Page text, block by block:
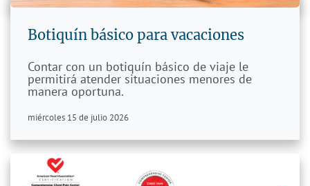
Botiquín básico para vacaciones
Contar con un botiquín básico de viaje le
permitirá atender situaciones menores de
manera oportuna.
miércoles 15 de julio 2026